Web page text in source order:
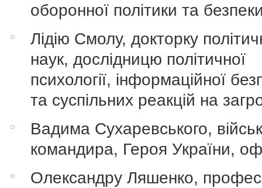
оборонної політики та
Лідію Смолу, докторку
наук, дослідницю політичної
психології, інформаційної
та суспільних реакцій на
Вадима Сухаревського,
командира, Героя України,
Олександру Ляшенко,